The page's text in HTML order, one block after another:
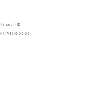
Темь.РФ
© 2013-2020